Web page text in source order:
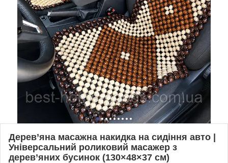
Дерев’яна масажна накидка на сидіння авто |
Універсальний роликовий масажер з
дерев’яних бусинок (130×48×37 см)